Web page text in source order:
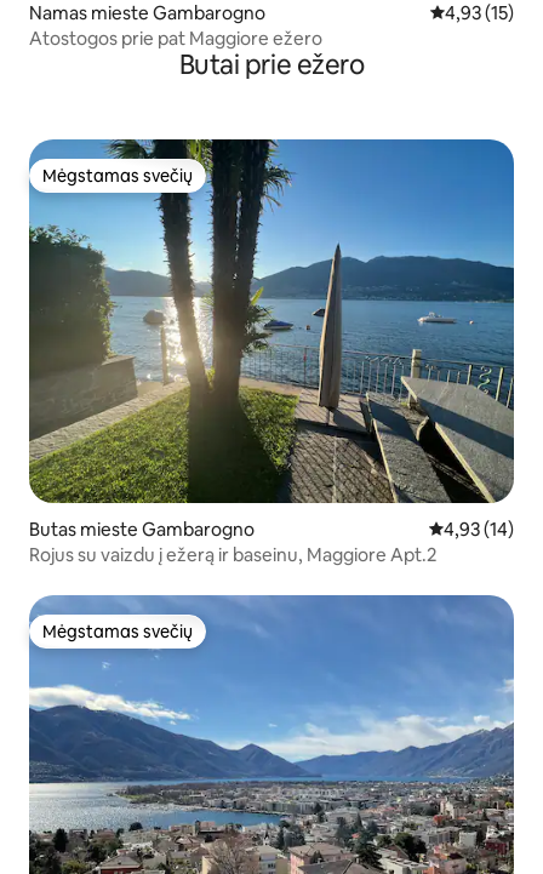
Namas mieste Gambarogno Vidutinis
4,93 (15)
Atostogos prie pat Maggiore ežero
Butai prie ežero
Mėgstamas svečių
Mėgstamas svečių
Butas mieste Gambarogno Vidutinis
4,93 (14)
Rojus su vaizdu į ežerą ir baseinu, Maggiore Apt.2
Mėgstamas svečių
Mėgstamas svečių